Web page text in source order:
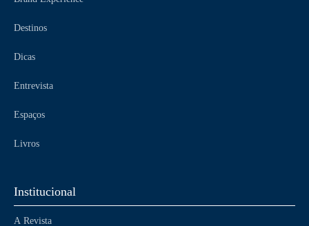
Destinos
Dicas
Entrevista
Espaços
Livros
Institucional
A Revista